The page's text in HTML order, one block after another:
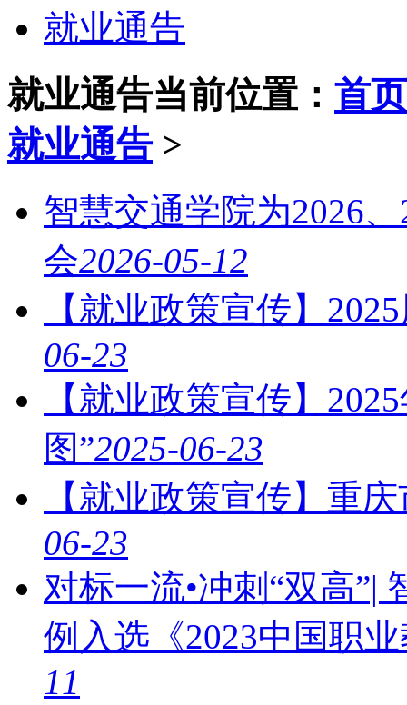
就业通告
就业通告当前位置： 首页
就业通告 >
智慧交通学院为2026
会2026-05-12
【就业政策宣传】
06-23
【就业政策宣传】
图”2025-06-23
【就业政策宣传】重
06-23
对标一流•冲刺“双高”|
例入选《2023中国职
11